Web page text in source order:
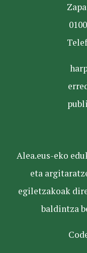
Alea.eus-eko
eta
egiletzakoak
baldintza